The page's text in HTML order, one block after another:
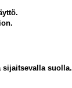
sijaitsevalla suolla.